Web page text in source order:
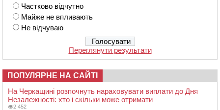
Частково відчутно
Майже не впливають
Не відчуваю
Переглянути результати
ПОПУЛЯРНЕ НА САЙТІ
На Черкащині розпочнуть нараховувати виплати до Дня
Незалежності: хто і скільки може отримати
2 452